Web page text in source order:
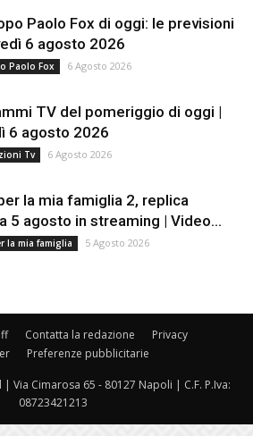
Paolo Fox di oggi: le previsioni
6 agosto 2026
Paolo Fox 6 Agosto 2026
TV del pomeriggio di oggi |
6 agosto 2026
Tv 6 Agosto 2026
la mia famiglia 2, replica
5 agosto in streaming | Video...
la mia famiglia 5 Agosto 2026
Contatta la redazione
Privacy
Preferenze pubblicitarie
| Via Cimarosa 65 - 80127 Napoli | C.F. P.Iva:
08723421213